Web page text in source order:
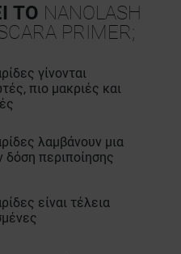
ΤΟ NANOLASH
PRIMER;
γίνονται
πιο μακριές και
λαμβάνουν μια
δόση περιποίησης
είναι τέλεια